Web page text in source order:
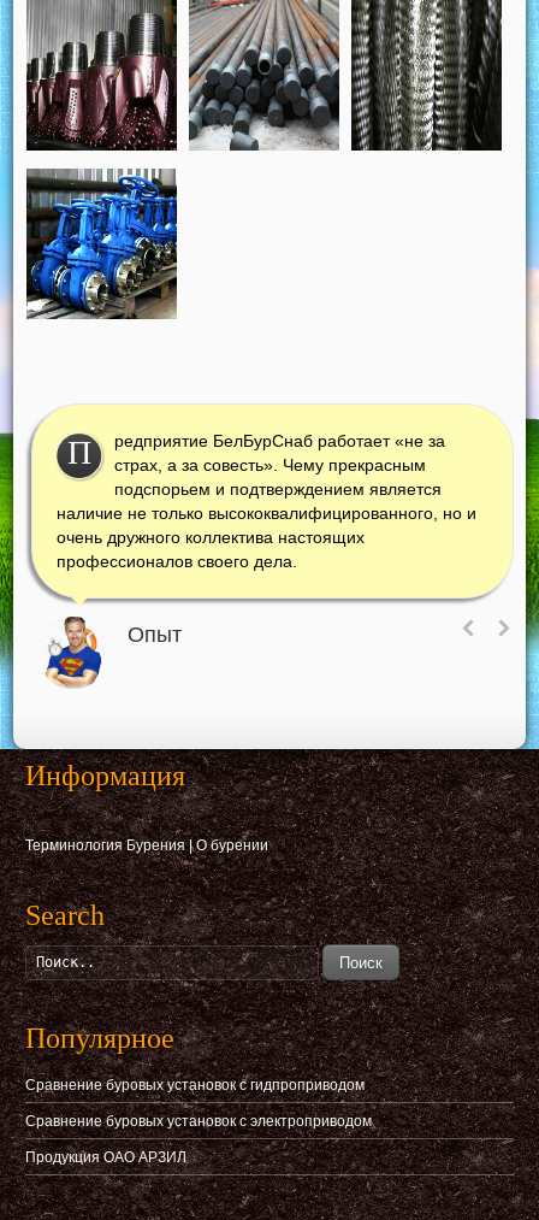
П
редприятие БелБурСнаб работает «не за
страх, а за совесть». Чему прекрасным
подспорьем и подтверждением является
наличие не только высококвалифицированного, но и
очень дружного коллектива настоящих
профессионалов своего дела.
Опыт
Информация
Терминология Бурения|О бурении
Search
Поиск
Популярное
Сравнение буровых установок с гидпроприводом
Сравнение буровых установок с электроприводом
Продукция ОАО АРЗИЛ